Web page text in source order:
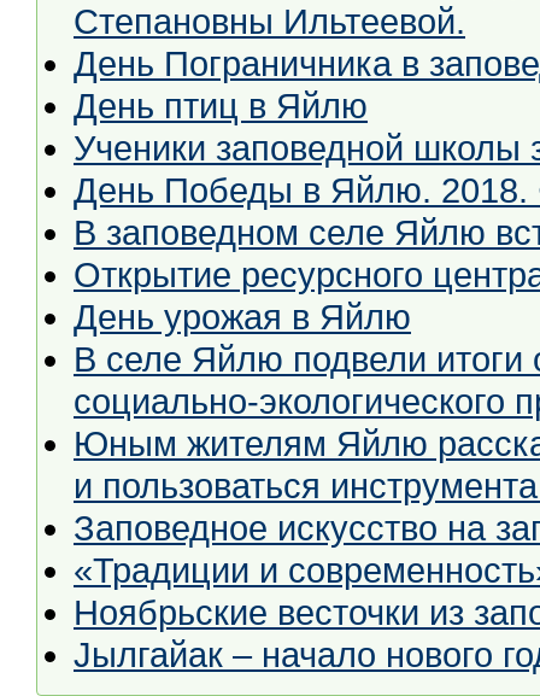
Степановны Ильтеевой.
День Пограничника в
День птиц в Яйлю
Ученики заповедной школы
День Победы в Яйлю. 2018.
В заповедном селе Яйлю
Открытие ресурсного
День урожая в Яйлю
В селе Яйлю подвели итоги
социально-экологического
Юным жителям Яйлю
и пользоваться
Заповедное искусство на
«Традиции и
Ноябрьские весточки из
Jылгайак – начало нового